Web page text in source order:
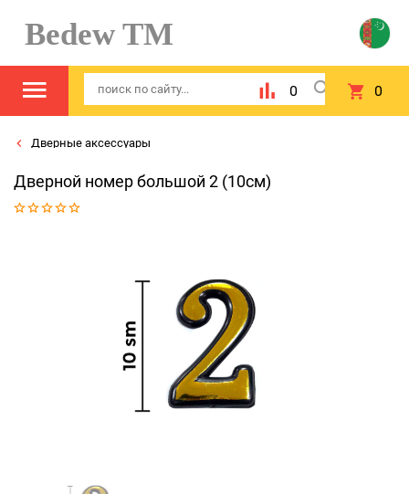
Bedew TM
0 0
Дверные аксессуары
Дверной номер большой 2 (10см)